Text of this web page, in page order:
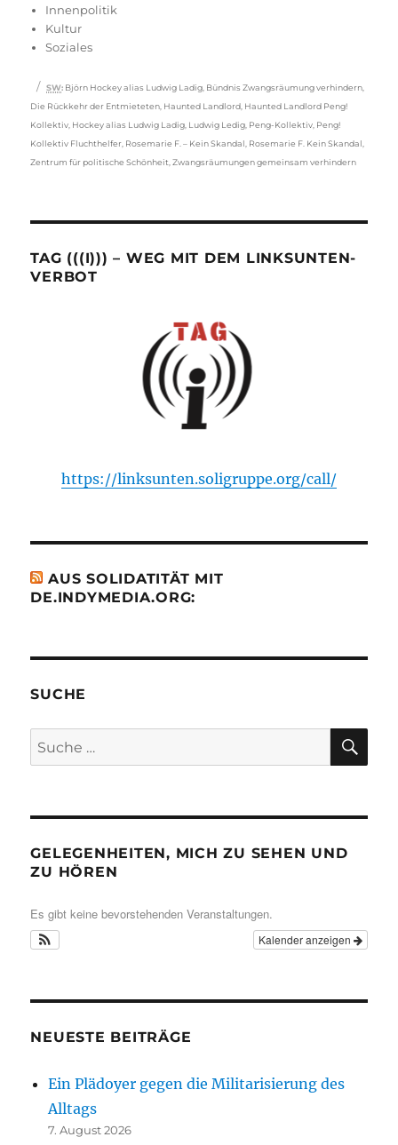
amInnenpolitik
Kultur
Soziales
Schlagwörter
SW: Björn Hockey alias Ludwig Ladig Bündnis Zwangsräumung verhindern
Die Rückkehr der Entmieteten Haunted Landlord Haunted Landlord Peng!
Kollektiv Hockey alias Ludwig Ladig Ludwig Ledig Peng-Kollektiv Peng!
Kollektiv Fluchthelfer Rosemarie F. – Kein Skandal Rosemarie F. Kein Skandal
Zentrum für politische Schönheit ,Zwangsräumungen gemeinsam verhindern
TAG (((I))) – WEG MIT DEM LINKSUNTEN-
VERBOT
https://linksunten.soligruppe.org/call/
AUS SOLIDATITÄT MIT
DE.INDYMEDIA.ORG:
SUCHE
Suche
nach:
GELEGENHEITEN, MICH ZU SEHEN UND
ZU HÖREN
Es gibt keine bevorstehenden Veranstaltungen.
Kalender anzeigen
NEUESTE BEITRÄGE
Ein Plädoyer gegen die Militarisierung des
Alltags
7. August 2026